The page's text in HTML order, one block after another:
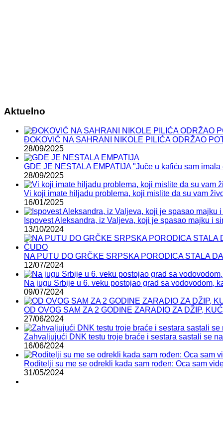
Aktuelno
ĐOKOVIĆ NA SAHRANI NIKOLE PILIĆA ODRŽAO
28/09/2025
GDE JE NESTALA EMPATIJA "Juče u kafiću sam
28/09/2025
Vi koji imate hiljadu problema, koji mislite da su vam
16/01/2025
Ispovest Aleksandra, iz Valjeva, koji je spasao majku i
13/10/2024
NA PUTU DO GRČKE SRPSKA PORODICA STALA
12/07/2024
Na jugu Srbije u 6. veku postojao grad sa vodovodom,
09/07/2024
OD OVOG SAM ZA 2 GODINE ZARADIO ZA DŽIP,
27/06/2024
Zahvaljujući DNK testu troje braće i sestara sastali se
16/06/2024
Roditelji su me se odrekli kada sam rođen: Oca sam
31/05/2024